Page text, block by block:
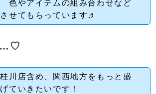
色やアイテムの組み合わせなど
せてもらっています♬
川店含め、関西地方をもっと盛
ていきたいです！